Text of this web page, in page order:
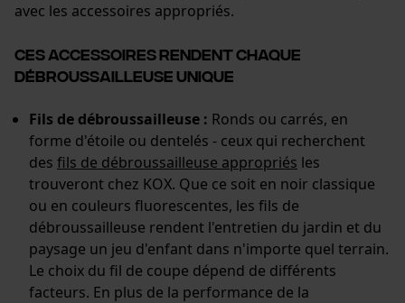
avec les accessoires appropriés.
Ces accessoires rendent chaque
débroussailleuse unique
Fils de débroussailleuse : Ronds ou carrés, en
forme d'étoile ou dentelés - ceux qui recherchent
des fils de débroussailleuse appropriés les
trouveront chez KOX. Que ce soit en noir classique
ou en couleurs fluorescentes, les fils de
débroussailleuse rendent l'entretien du jardin et du
paysage un jeu d'enfant dans n'importe quel terrain.
Le choix du fil de coupe dépend de différents
facteurs. En plus de la performance de la